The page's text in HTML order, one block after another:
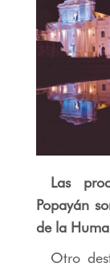
Las
Popayán
de la
Otro